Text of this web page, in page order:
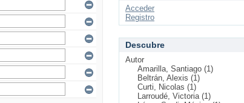
Acceder
Registro
Descubre
Autor
Amarilla, Santiago (1)
Beltrán, Alexis (1)
Curti, Nicolas (1)
Larroudé, Victoria (1)